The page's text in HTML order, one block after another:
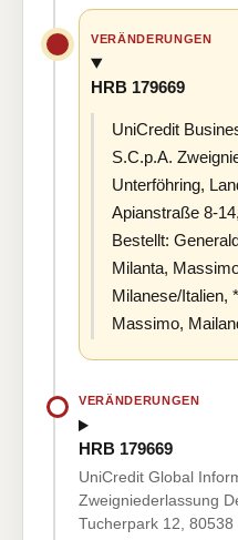
VERÄNDERUNGEN
HRB 179669
UniCredit
S.C.p.A.
Unterföhring,
Apianstraße 8-
Bestellt:
Milanta,
Milanese/Italien,
Massimo,
VERÄNDERUNGEN
HRB 179669
UniCredit Global
Zweigniederlassung
Tucherpark 12, 80538